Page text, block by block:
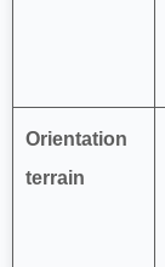
Orientation
terrain